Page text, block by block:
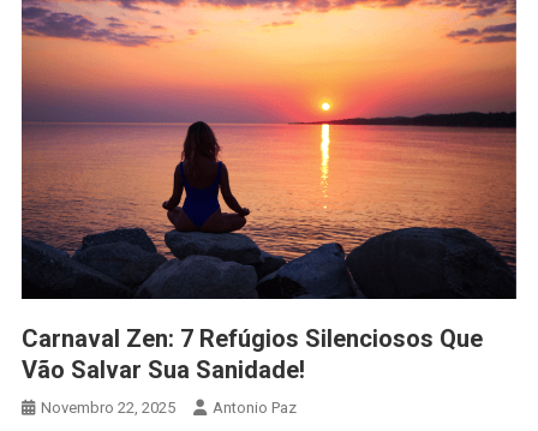
Carnaval Zen: 7 Refúgios Silenciosos Que
Vão Salvar Sua Sanidade!
Novembro 22, 2025 Antonio Paz